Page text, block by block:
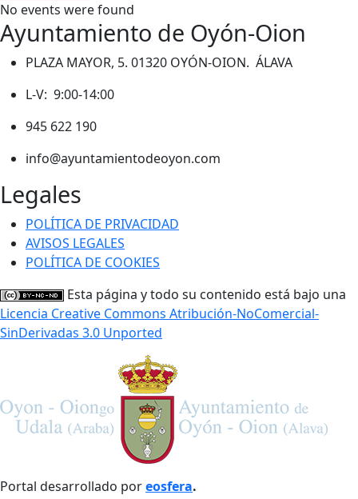
No events were found
Ayuntamiento de Oyón-Oion
PLAZA MAYOR, 5. 01320 OYÓN-OION. ÁLAVA
L-V: 9:00-14:00
945 622 190
info@ayuntamientodeoyon.com
Legales
POLÍTICA DE PRIVACIDAD
AVISOS LEGALES
POLÍTICA DE COOKIES
Esta página y todo su contenido está bajo una
Licencia Creative Commons Atribución-NoComercial-
SinDerivadas 3.0 Unported
Portal desarrollado poreosfera.